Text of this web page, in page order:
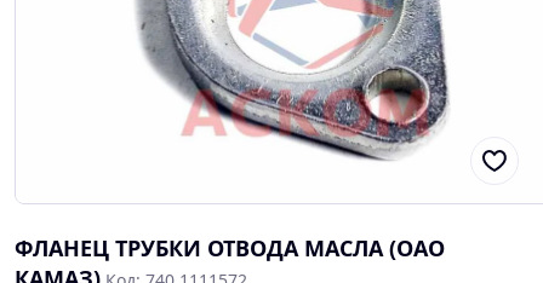
ФЛАНЕЦ ТРУБКИ ОТВОДА МАСЛА (ОАО